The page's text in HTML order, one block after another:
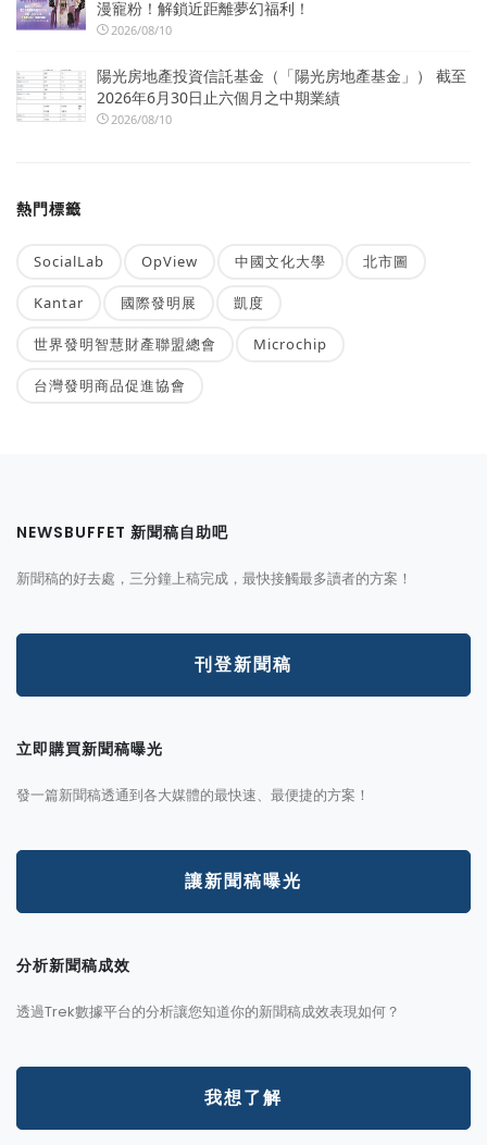
漫寵粉！解鎖近距離夢幻福利！
2026/08/10
陽光房地產投資信託基金（「陽光房地產基金」） 截至
2026年6月30日止六個月之中期業績
2026/08/10
熱門標籤
SocialLab OpView 中國文化大學 北市圖
Kantar 國際發明展 凱度
世界發明智慧財產聯盟總會 Microchip
台灣發明商品促進協會
NEWSBUFFET 新聞稿自助吧
新聞稿的好去處，三分鐘上稿完成，最快接觸最多讀者的方案！
刊登新聞稿
立即購買新聞稿曝光
發一篇新聞稿透通到各大媒體的最快速、最便捷的方案！
讓新聞稿曝光
分析新聞稿成效
透過Trek數據平台的分析讓您知道你的新聞稿成效表現如何？
我想了解